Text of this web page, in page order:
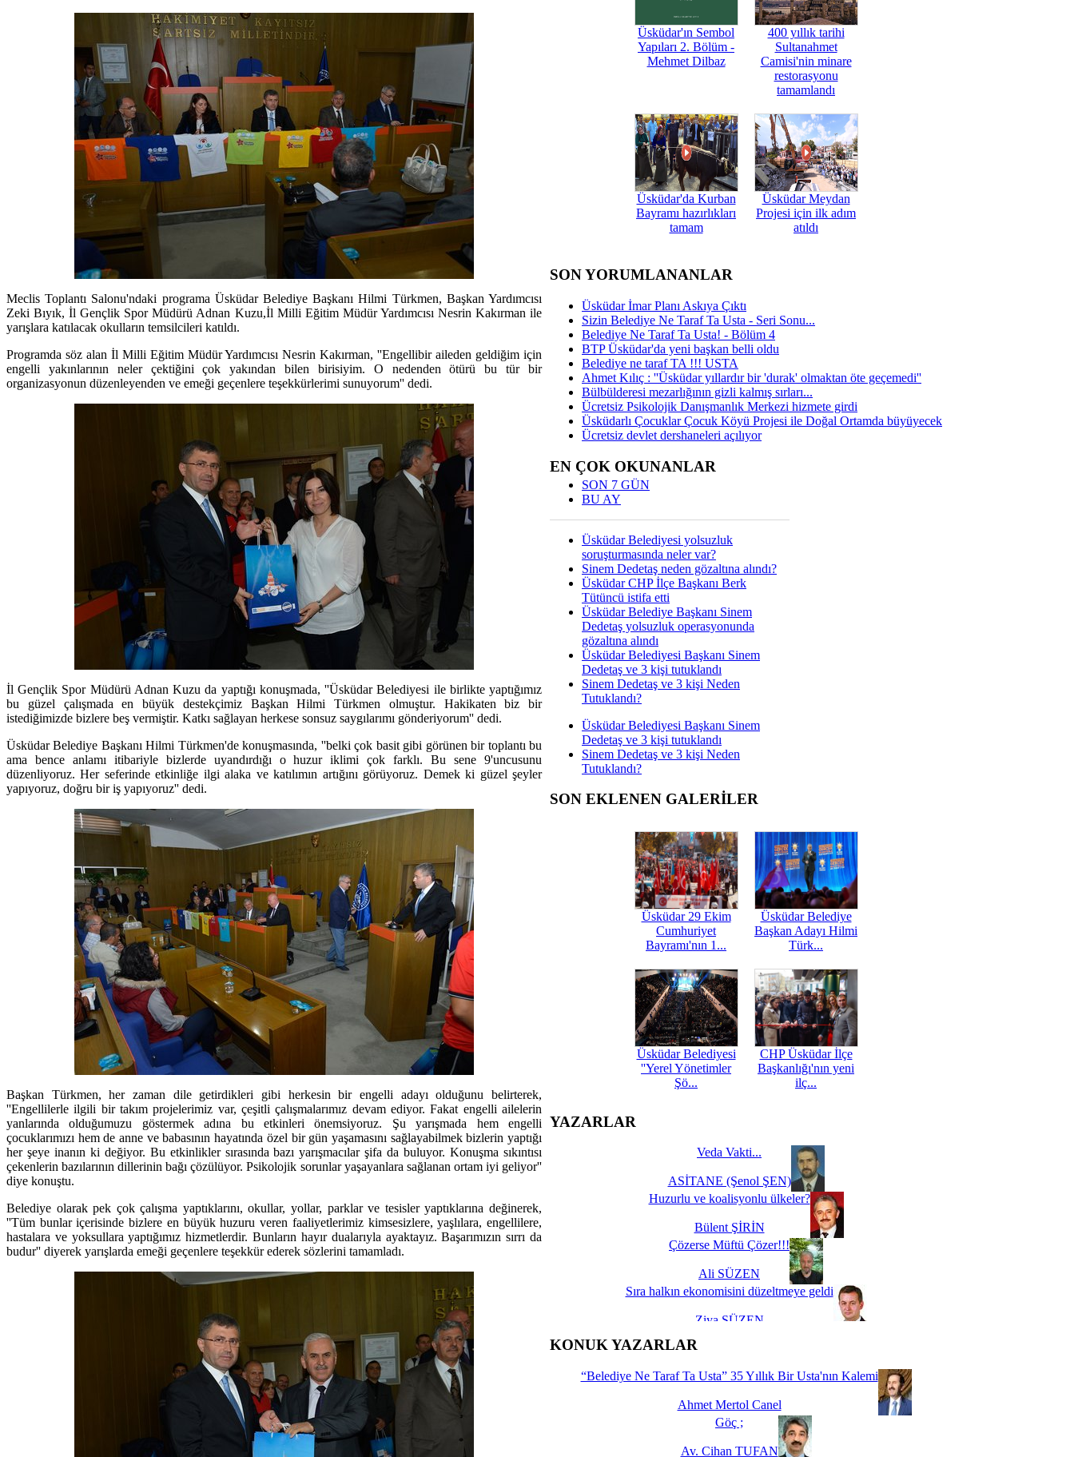
Meclis Toplantı Salonu'ndaki programa Üsküdar Belediye Başkanı Hilmi Türkmen, Başkan Yardımcısı
Zeki Bıyık, İl Gençlik Spor Müdürü Adnan Kuzu,İl Milli Eğitim Müdür Yardımcısı Nesrin Kakırman ile
yarışlara katılacak okulların temsilcileri katıldı.
Programda söz alan İl Milli Eğitim Müdür Yardımcısı Nesrin Kakırman, ''Engellibir aileden geldiğim için
engelli yakınlarının neler çektiğini çok yakından bilen birisiyim. O nedenden ötürü bu tür bir
organizasyonun düzenleyenden ve emeği geçenlere teşekkürlerimi sunuyorum'' dedi.
İl Gençlik Spor Müdürü Adnan Kuzu da yaptığı konuşmada, ''Üsküdar Belediyesi ile birlikte yaptığımız
bu güzel çalışmada en büyük destekçimiz Başkan Hilmi Türkmen olmuştur. Hakikaten biz bir
istediğimizde bizlere beş vermiştir. Katkı sağlayan herkese sonsuz saygılarımı gönderiyorum'' dedi.
Üsküdar Belediye Başkanı Hilmi Türkmen'de konuşmasında, ''belki çok basit gibi görünen bir toplantı bu
ama bence anlamı itibariyle bizlerde uyandırdığı o huzur iklimi çok farklı. Bu sene 9'uncusunu
düzenliyoruz. Her seferinde etkinliğe ilgi alaka ve katılımın artığını görüyoruz. Demek ki güzel şeyler
yapıyoruz, doğru bir iş yapıyoruz'' dedi.
Başkan Türkmen, her zaman dile getirdikleri gibi herkesin bir engelli adayı olduğunu belirterek,
''Engellilerle ilgili bir takım projelerimiz var, çeşitli çalışmalarımız devam ediyor. Fakat engelli ailelerin
yanlarında olduğumuzu göstermek adına bu etkinleri önemsiyoruz. Şu yarışmada hem engelli
çocuklarımızı hem de anne ve babasının hayatında özel bir gün yaşamasını sağlayabilmek bizlerin yaptığı
her şeye inanın ki değiyor. Bu etkinlikler sırasında bazı yarışmacılar şifa da buluyor. Konuşma sıkıntısı
çekenlerin bazılarının dillerinin bağı çözülüyor. Psikolojik sorunlar yaşayanlara sağlanan ortam iyi geliyor''
diye konuştu.
Belediye olarak pek çok çalışma yaptıklarını, okullar, yollar, parklar ve tesisler yaptıklarına değinerek,
''Tüm bunlar içerisinde bizlere en büyük huzuru veren faaliyetlerimiz kimsesizlere, yaşlılara, engellilere,
hastalara ve yoksullara yaptığımız hizmetlerdir. Bunların hayır dualarıyla ayaktayız. Başarımızın sırrı da
budur'' diyerek yarışlarda emeği geçenlere teşekkür ederek sözlerini tamamladı.
Üsküdar'ın Sembol
Yapıları 2. Bölüm -
Mehmet Dilbaz
400 yıllık tarihi
Sultanahmet
Camisi'nin minare
restorasyonu
tamamlandı
Üsküdar'da Kurban
Bayramı hazırlıkları
tamam
Üsküdar Meydan
Projesi için ilk adım
atıldı
SON YORUMLANANLAR
Üsküdar İmar Planı Askıya Çıktı
Sizin Belediye Ne Taraf Ta Usta - Seri Sonu...
Belediye Ne Taraf Ta Usta! - Bölüm 4
BTP Üsküdar'da yeni başkan belli oldu
Belediye ne taraf TA !!! USTA
Ahmet Kılıç : ''Üsküdar yıllardır bir 'durak' olmaktan öte geçemedi''
Bülbülderesi mezarlığının gizli kalmış sırları...
Ücretsiz Psikolojik Danışmanlık Merkezi hizmete girdi
Üsküdarlı Çocuklar Çocuk Köyü Projesi ile Doğal Ortamda büyüyecek
Ücretsiz devlet dershaneleri açılıyor
EN ÇOK OKUNANLAR
SON 7 GÜN
BU AY
Üsküdar Belediyesi yolsuzluk
soruşturmasında neler var?
Sinem Dedetaş neden gözaltına alındı?
Üsküdar CHP İlçe Başkanı Berk
Tütüncü istifa etti
Üsküdar Belediye Başkanı Sinem
Dedetaş yolsuzluk operasyonunda
gözaltına alındı
Üsküdar Belediyesi Başkanı Sinem
Dedetaş ve 3 kişi tutuklandı
Sinem Dedetaş ve 3 kişi Neden
Tutuklandı?
Üsküdar Belediyesi Başkanı Sinem
Dedetaş ve 3 kişi tutuklandı
Sinem Dedetaş ve 3 kişi Neden
Tutuklandı?
SON EKLENEN GALERİLER
Üsküdar 29 Ekim
Cumhuriyet
Bayramı'nın 1...
Üsküdar Belediye
Başkan Adayı Hilmi
Türk...
Üsküdar Belediyesi
''Yerel Yönetimler
Şö...
CHP Üsküdar İlçe
Başkanlığı'nın yeni
ilç...
YAZARLAR
Veda Vakti...
ASİTANE (Şenol ŞEN)
Huzurlu ve koalisyonlu ülkeler?
Bülent ŞİRİN
Çözerse Müftü Çözer!!!
Ali SÜZEN
Sıra halkın ekonomisini düzeltmeye geldi
Ziya SÜZEN
İşte Biz buyuz...
KONUK YAZARLAR
“Belediye Ne Taraf Ta Usta” 35 Yıllık Bir Usta'nın Kalemi
Ahmet Mertol Canel
Göç ;
Av. Cihan TUFAN